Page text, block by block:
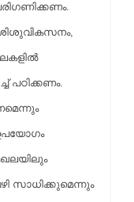
പഠിക്കണം.
സാധിക്കുമെന്നും